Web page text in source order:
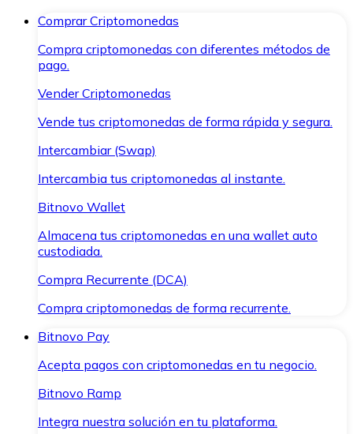
Comprar Criptomonedas
Compra criptomonedas con diferentes métodos de
pago.
Vender Criptomonedas
Vende tus criptomonedas de forma rápida y segura.
Intercambiar (Swap)
Intercambia tus criptomonedas al instante.
Bitnovo Wallet
Almacena tus criptomonedas en una wallet auto
custodiada.
Compra Recurrente (DCA)
Compra criptomonedas de forma recurrente.
Bitnovo Pay
Acepta pagos con criptomonedas en tu negocio.
Bitnovo Ramp
Integra nuestra solución en tu plataforma.